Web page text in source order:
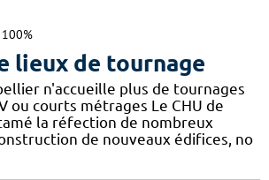
100%
lieux de tournage
n'accueille plus de tournages
ou courts métrages Le CHU de
la réfection de nombreux
de nouveaux édifices, no